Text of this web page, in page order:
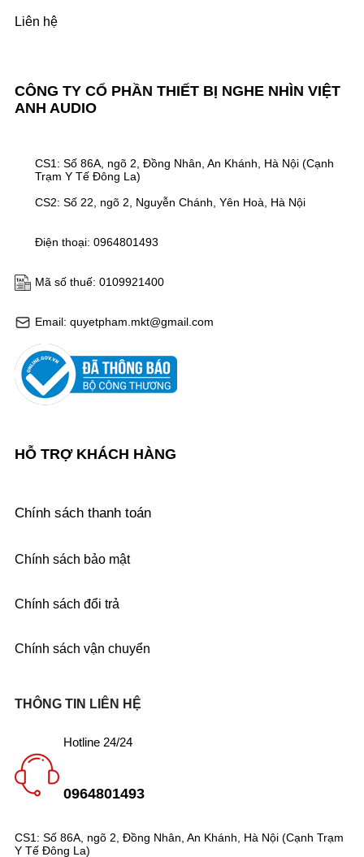
CÔNG TY CỔ PHẦN THIẾT BỊ NGHE NHÌN VIỆT
ANH AUDIO
Email: quyetpham.mkt@gmail.com
Mã số thuế: 0109921400
Điện thoại: 0964801493
CS1: Số 86A, ngõ 2, Đồng Nhân, An Khánh, Hà Nội (Cạnh
Trạm Y Tế Đông La)
CS2: Số 22, ngõ 2, Nguyễn Chánh, Yên Hoà, Hà Nội
Liên hệ
HỖ TRỢ KHÁCH HÀNG
Chính sách thanh toán
Chính sách bảo mật
Chính sách đổi trả
Chính sách vận chuyển
CS1: Số 86A, ngõ 2, Đồng Nhân, An Khánh, Hà Nội (Cạnh Trạm
Y Tế Đông La)
THÔNG TIN LIÊN HỆ
Hotline 24/24
0964801493